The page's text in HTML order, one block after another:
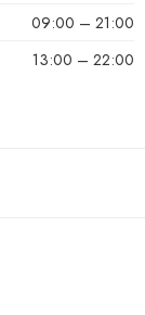
09:00 – 21:00
13:00 – 22:00